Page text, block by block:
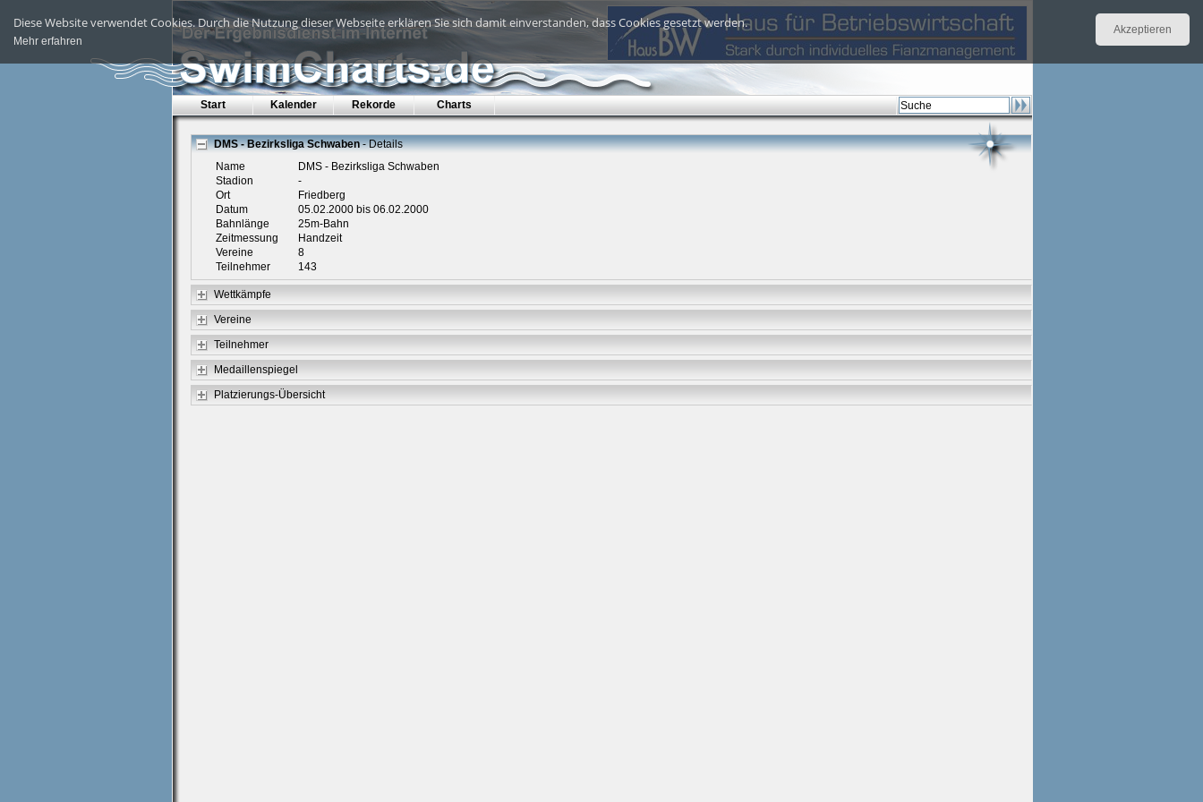
Akzeptieren
Diese Website verwendet Cookies. Durch die Nutzung dieser Webseite erklären Sie sich damit einverstanden, dass Cookies gesetzt werden.
Mehr erfahren
Start Kalender Rekorde Charts
DMS - Bezirksliga Schwaben- Details
Name
DMS - Bezirksliga Schwaben
Stadion
-
Ort
Friedberg
Datum
05.02.2000 bis 06.02.2000
Bahnlänge
25m-Bahn
Zeitmessung
Handzeit
Vereine
8
Teilnehmer
143
Wettkämpfe
Vereine
Teilnehmer
Medaillenspiegel
Platzierungs-Übersicht